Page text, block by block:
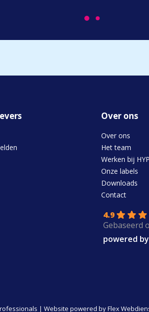
Over ons
Over ons
Het team
Werken bij HYP
Onze labels
Downloads
Contact
4.9
Gebaseerd
powered by
| Website powered byFlex